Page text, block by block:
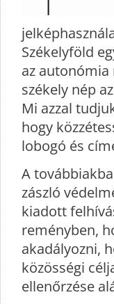
Székelyföld
az autonómia
székely nép
Mi azzal
hogy
lobogó és
A
zászló
kiadott
reményben,
akadályozni,
közösségi
ellenőrzése